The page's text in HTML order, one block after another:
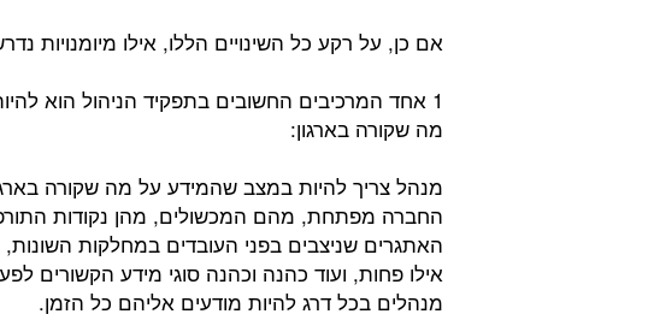
אם כן, על רקע כל השינויים הללו, אילו מיומנויות
1 אחד המרכיבים החשובים בתפקיד הניהול הוא
מה שקורה בארגון:
מנהל צריך להיות במצב שהמידע על מה שקורה
החברה מפתחת, מהם המכשולים, מהן נקודות
האתגרים שניצבים בפני העובדים במחלקות השונות,
אילו פחות, ועוד כהנה וכהנה סוגי מידע הקשורים
מנהלים בכל דרג להיות מודעים אליהם כל הזמן.